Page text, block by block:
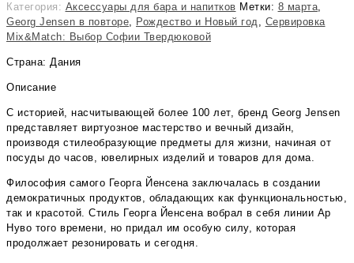
Категория: Аксессуары для бара и напитков Метки: 8 марта,
Georg Jensen в повторе, Рождество и Новый год, Сервировка
Mix&Match: Выбор Софии Твердюковой
Страна: Дания
Описание
С историей, насчитывающей более 100 лет, бренд Georg Jensen
представляет виртуозное мастерство и вечный дизайн,
производя стилеобразующие предметы для жизни, начиная от
посуды до часов, ювелирных изделий и товаров для дома.
Философия самого Георга Йенсена заключалась в создании
демократичных продуктов, обладающих как функциональностью,
так и красотой. Стиль Георга Йенсена вобрал в себя линии Ар
Нуво того времени, но придал им особую силу, которая
продолжает резонировать и сегодня.